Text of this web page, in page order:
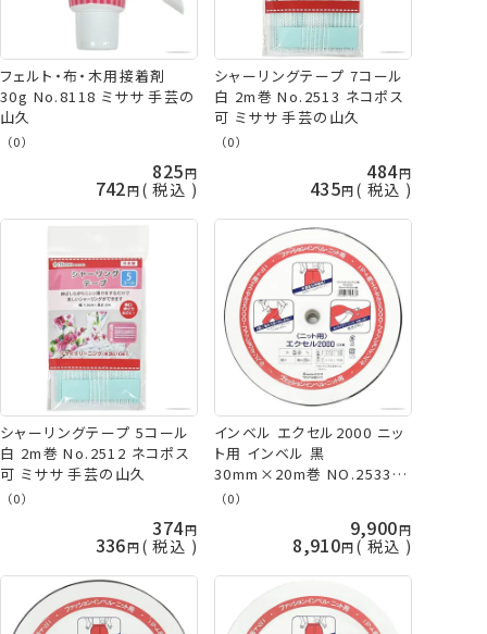
フェルト・布・木用接着剤
30g No.8118 ミササ 手芸の
山久
（0）
825
742 税込
シャーリングテープ 7コール
白 2m巻 No.2513 ネコポス
可 ミササ 手芸の山久
（0）
484
435 税込
シャーリングテープ 5コール
白 2m巻 No.2512 ネコポス
可 ミササ 手芸の山久
（0）
374
336 税込
インベル エクセル2000 ニッ
ト用 インベル 黒
30mm×20m巻 NO.2533 ミ
ササ 手芸の山久
（0）
9,900
8,910 税込